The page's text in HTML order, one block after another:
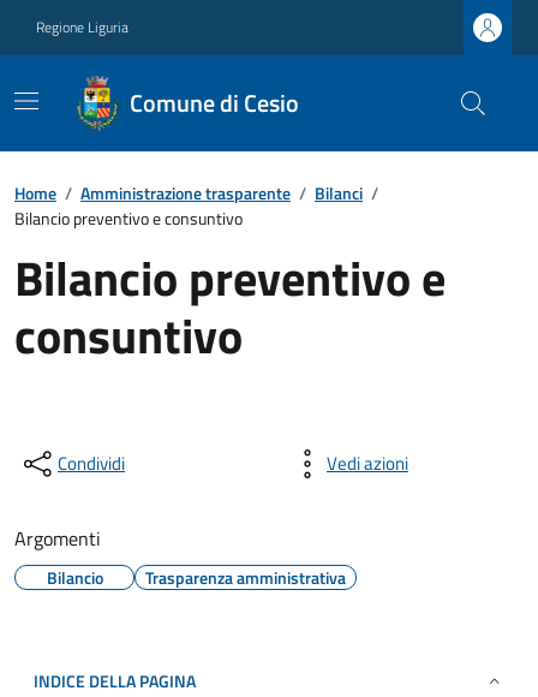
Regione Liguria
Comune di Cesio
Home / Amministrazione trasparente / Bilanci /
Bilancio preventivo e consuntivo
Bilancio preventivo e
consuntivo
Condividi Vedi azioni
Argomenti
Bilancio Trasparenza amministrativa
INDICE DELLA PAGINA